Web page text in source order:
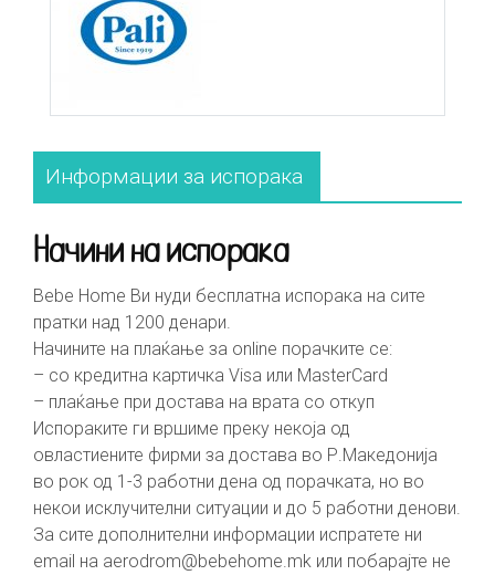
Информации за испорака
Начини на испорака
Bebe Home Ви нуди бесплатна испорака на сите
пратки над 1200 денари.
Начините на плаќање за online порачките се:
– со кредитна картичка Visa или MasterCard
– плаќање при достава на врата со откуп
Испораките ги вршиме преку некоја од
овластиените фирми за достава во Р.Македонија
во рок од 1-3 работни дена од порачката, но во
некои исклучителни ситуации и до 5 работни денови.
За сите дополнителни информации испратете ни
email на aerodrom@bebehome.mk или побарајте не